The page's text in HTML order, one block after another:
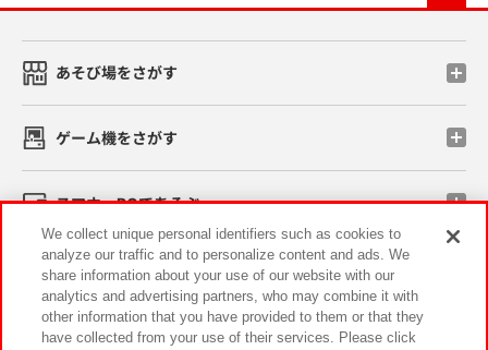
あそび場をさがす
ゲーム機をさがす
スマホ・PCであそぶ
イベント・キャンペーン
We collect unique personal identifiers such as cookies to
analyze our traffic and to personalize content and ads. We
share information about your use of our website with our
analytics and advertising partners, who may combine it with
other information that you have provided to them or that they
have collected from your use of their services. Please click